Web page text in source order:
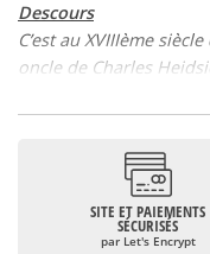
Descours
C’est au XVIIIème
oncle de Charles
Heidsieck dans
à Henri-Guillaume
Piper Heidsieck,
les tables des grands
SITE ET PAIEMENTS
SÉCURISÉS
par Let's Encrypt